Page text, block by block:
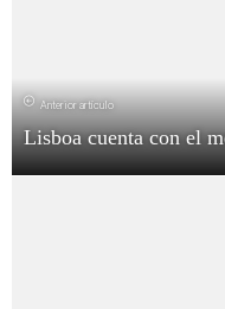
Anterior artículo
Lisboa cuenta con el